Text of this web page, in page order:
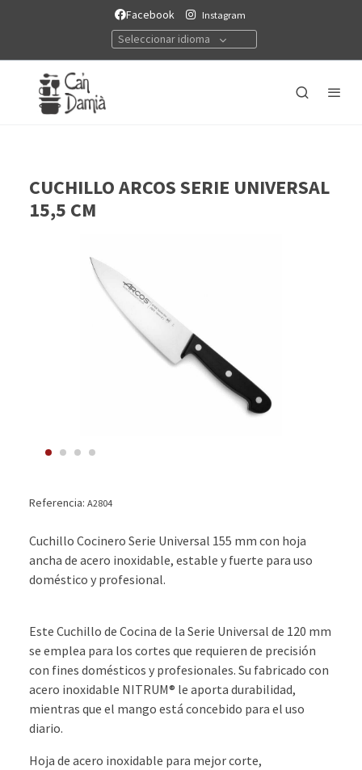
Facebook Instagram
Seleccionar idioma
CUCHILLO ARCOS SERIE UNIVERSAL
15,5 CM
Referencia: A2804
Cuchillo Cocinero Serie Universal 155 mm con hoja
ancha de acero inoxidable, estable y fuerte para uso
doméstico y profesional.
Este Cuchillo de Cocina de la Serie Universal de 120 mm
se emplea para los cortes que requieren de precisión
con fines domésticos y profesionales. Su fabricado con
acero inoxidable NITRUM® le aporta durabilidad,
mientras que el mango está concebido para el uso
diario.
Hoja de acero inoxidable para mejor corte,